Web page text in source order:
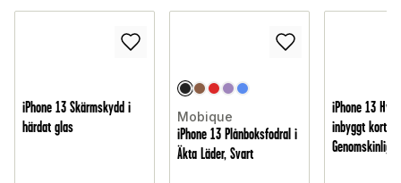
iPhone 13 Skärmskydd i
härdat glas
Mobique
iPhone 13 Plånboksfodral i
Äkta Läder, Svart
iPhone 13
inbyggt
Genomskinlig